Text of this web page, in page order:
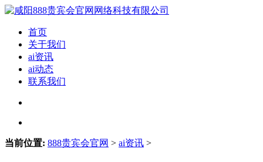
首页
关于我们
ai资讯
ai动态
联系我们
当前位置: 888贵宾会官网 > ai资讯 >